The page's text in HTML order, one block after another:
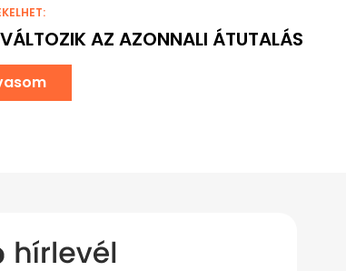
AZ AZONNALI ÁTUTALÁS